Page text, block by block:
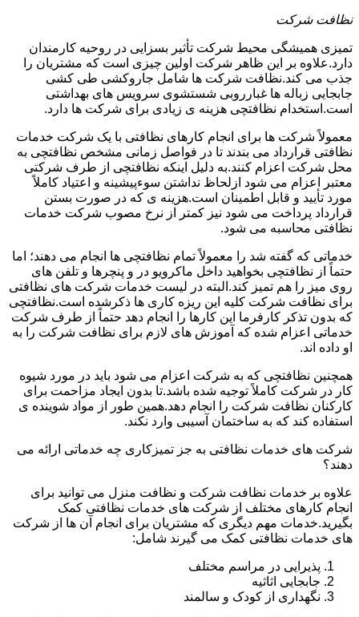
نظافت شرکت
تمیزی همیشگی محیط شرکت تأثیر بسزایی در روحیه کارمندان
دارد.علاوه بر این ظاهر شرکت اولین چیزی است که مشتریان را
جذب می کند.نظافت شرکت ها شامل جاروکشی طی کشی
جابجایی زباله ها غبارروبی شستشوی سرویس های بهداشتی
است.استخدام نظافتچی هزینه ی زیادی برای شرکت ها دارد.
معمولاً شرکت ها برای انجام کارهای نظافتی با یک شرکت خدمات
نظافتی قرارداد می بندند تا در فواصل زمانی مشخص نظافتچی به
محل شرکت اعزام کنند.به دلیل اینکه نظافتچی از طرف شرکتی
معتبر اعزام می شود ازلحاظ نداشتن سوءپیشینه و اعتیاد کاملاً
مورد تأیید و قابل اطمینان است.هزینه ی که در صورت بستن
قرارداد پرداخت می شود نیز کمتر از نرخ مصوب شرکت خدمات
نظافتی محاسبه می شود.
خدماتی که گفته شد را معمولاً تمام نظافتچی ها انجام می دهند؛ اما
حتماً از نظافتچی بخواهید داخل ماکرویو در و پنچرها و تلفن های
روی میز را هم تمیز کند.البته در لیست خدمات شرکت های نظافتی
برای نظافت شرکت کلیه این ریزه کاری ها ذکرشده است.نظافتچی
که بدون تذکر کارفرما این کارها را انجام دهد حتماً از طرف شرکت
خدماتی اعزام شده که آموزش های لازم برای نظافت شرکت را به
او داده اند.
همچنین نظافتچی که به شرکت اعزام می شود باید در مورد شیوه
کار در شرکت کاملاً توجیه شده باشد.تا بدون ایجاد مزاحمت برای
کارکنان نظافت شرکت را انجام دهد.همین طور از مواد شوینده ی
استفاده کند که به ساختمان آسیبی وارد نکند.
شرکت های خدمات نظافتی به جز تمیزکاری چه خدماتی ارائه می
دهند؟
علاوه بر خدمات نظافت شرکت و نظافت منزل می توانید برای
انجام کارهای مختلف از شرکت های خدمات نظافتی کمک
بگیرید.خدمات مهم دیگری که مشتریان برای انجام آن ها از شرکت
های خدمات نظافتی کمک می گیرند شامل:
پذیرایی در مراسم مختلف
جابجایی اثاثیه
نگهداری از کودک و سالمند